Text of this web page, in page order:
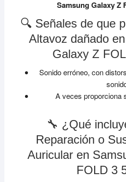
Samsung Galaxy Z
🔍 Señales de que
Altavoz dañado
Galaxy Z
Sonido erróneo, con
A veces proporciona
🔧 ¿Qué
Reparación o
Auricular en
FOLD 3